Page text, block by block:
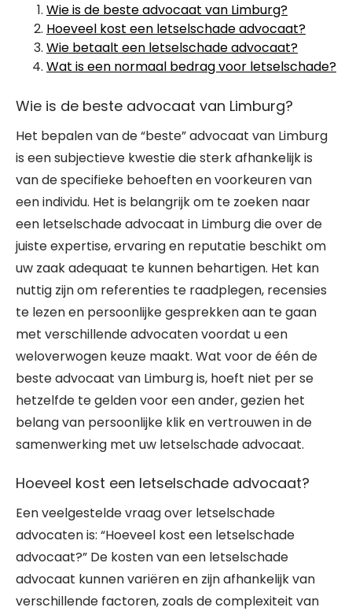
Wie is de beste advocaat van Limburg?
Hoeveel kost een letselschade advocaat?
Wie betaalt een letselschade advocaat?
Wat is een normaal bedrag voor letselschade?
Wie is de beste advocaat van Limburg?
Het bepalen van de “beste” advocaat van Limburg
is een subjectieve kwestie die sterk afhankelijk is
van de specifieke behoeften en voorkeuren van
een individu. Het is belangrijk om te zoeken naar
een letselschade advocaat in Limburg die over de
juiste expertise, ervaring en reputatie beschikt om
uw zaak adequaat te kunnen behartigen. Het kan
nuttig zijn om referenties te raadplegen, recensies
te lezen en persoonlijke gesprekken aan te gaan
met verschillende advocaten voordat u een
weloverwogen keuze maakt. Wat voor de één de
beste advocaat van Limburg is, hoeft niet per se
hetzelfde te gelden voor een ander, gezien het
belang van persoonlijke klik en vertrouwen in de
samenwerking met uw letselschade advocaat.
Hoeveel kost een letselschade advocaat?
Een veelgestelde vraag over letselschade
advocaten is: “Hoeveel kost een letselschade
advocaat?” De kosten van een letselschade
advocaat kunnen variëren en zijn afhankelijk van
verschillende factoren, zoals de complexiteit van